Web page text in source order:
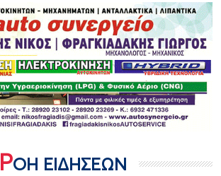
ΡΟΗ ΕΙΔΗΣΕΩΝ